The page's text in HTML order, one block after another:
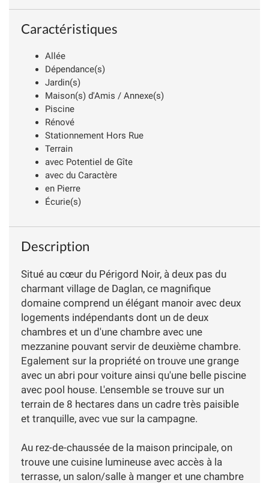
Caractéristiques
Allée
Dépendance(s)
Jardin(s)
Maison(s) d'Amis / Annexe(s)
Piscine
Rénové
Stationnement Hors Rue
Terrain
avec Potentiel de Gîte
avec du Caractère
en Pierre
Écurie(s)
Description
Situé au cœur du Périgord Noir, à deux pas du
charmant village de Daglan, ce magnifique
domaine comprend un élégant manoir avec deux
logements indépendants dont un de deux
chambres et un d'une chambre avec une
mezzanine pouvant servir de deuxième chambre.
Egalement sur la propriété on trouve une grange
avec un abri pour voiture ainsi qu'une belle piscine
avec pool house. L'ensemble se trouve sur un
terrain de 8 hectares dans un cadre très paisible
et tranquille, avec vue sur la campagne.
Au rez-de-chaussée de la maison principale, on
trouve une cuisine lumineuse avec accès à la
terrasse, un salon/salle à manger et une chambre